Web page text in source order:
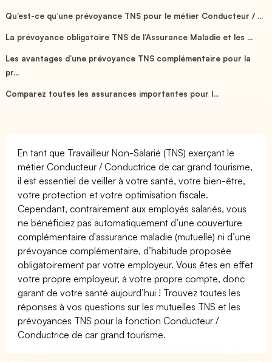
Qu’est-ce qu’une prévoyance TNS pour le métier Conducteur / ...
La prévoyance obligatoire TNS de l’Assurance Maladie et les ...
Les avantages d’une prévoyance TNS complémentaire pour la
pr...
Comparez toutes les assurances importantes pour l...
En tant que Travailleur Non-Salarié (TNS) exerçant le
métier Conducteur / Conductrice de car grand tourisme,
il est essentiel de veiller à votre santé, votre bien-être,
votre protection et votre optimisation fiscale.
Cependant, contrairement aux employés salariés, vous
ne bénéficiez pas automatiquement d’une couverture
complémentaire d'assurance maladie (mutuelle) ni d’une
prévoyance complémentaire, d’habitude proposée
obligatoirement par votre employeur. Vous êtes en effet
votre propre employeur, à votre propre compte, donc
garant de votre santé aujourd’hui ! Trouvez toutes les
réponses à vos questions sur les mutuelles TNS et les
prévoyances TNS pour la fonction Conducteur /
Conductrice de car grand tourisme.